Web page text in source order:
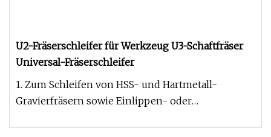
U2-Fräserschleifer für Werkzeug U3-Schaftfräser
Universal-Fräserschleifer
1. Zum Schleifen von HSS- und Hartmetall-
Gravierfräsern sowie Einlippen- oder